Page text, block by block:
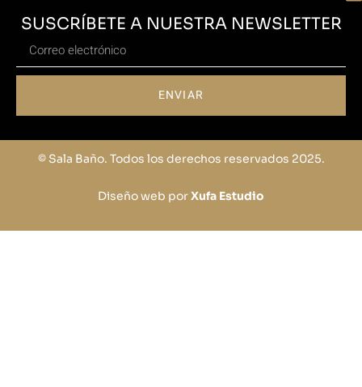
SUSCRÍBETE A NUESTRA NEWSLETTER
ENVIAR
© Sala Baño. Todos los derechos reservados 2025.
Diseño web porXufa Estudio